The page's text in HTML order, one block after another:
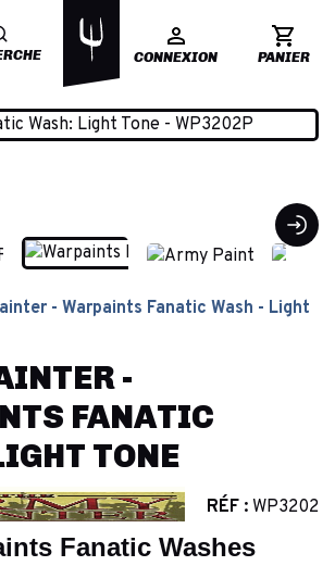
CONNEXION PANIER
- Warpaints Fanatic Wash - Light
-
FANATIC
TONE
RÉF : WP3202
Fanatic Washes